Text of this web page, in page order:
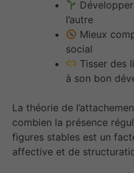
l’autre
Mieux
social
Tisser des
à son bon
La théorie de
combien la présence
figures stables est un
affective et de